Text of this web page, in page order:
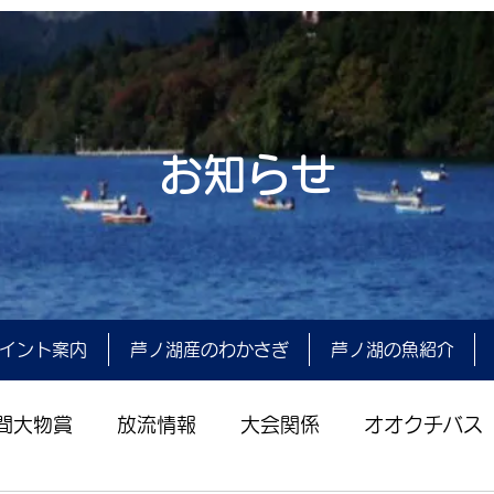
お知らせ
ント案内 芦ノ湖産のわかさぎ 芦ノ湖の魚紹介
大物賞 放流情報 大会関係 オオクチバス